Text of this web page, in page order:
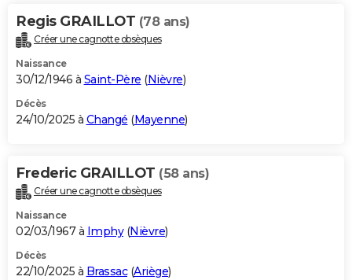
Regis GRAILLOT (78 ans)
Créer une cagnotte obsèques
Naissance
30/12/1946 à Saint-Père (Nièvre)
Décès
24/10/2025 à Changé (Mayenne)
Frederic GRAILLOT (58 ans)
Créer une cagnotte obsèques
Naissance
02/03/1967 à Imphy(Nièvre)
Décès
22/10/2025 à Brassac(Ariège)